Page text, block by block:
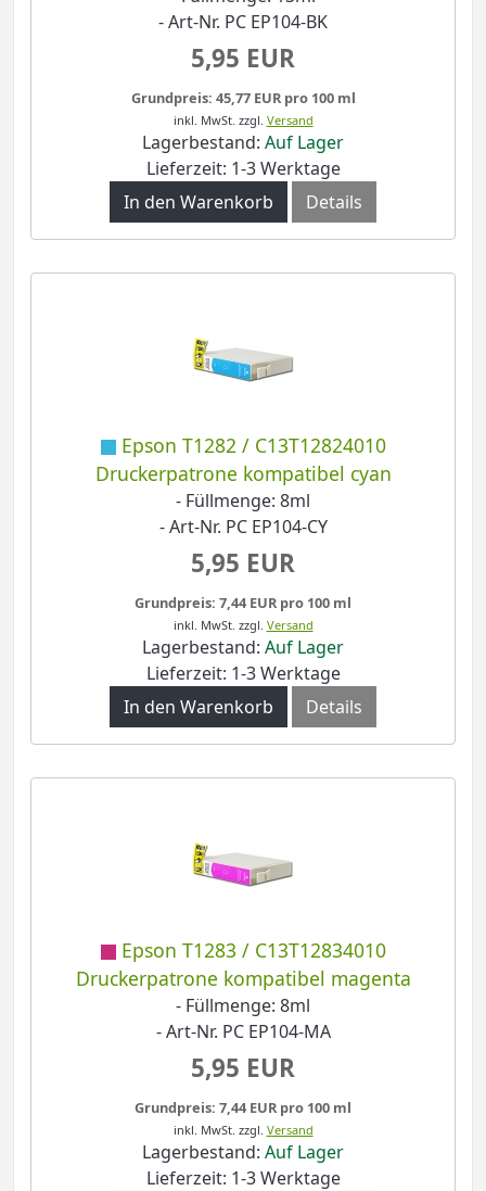
- Art-Nr. PC EP104-BK
5,95 EUR
Grundpreis: 45,77 EUR pro 100 ml
inkl. MwSt. zzgl. Versand
Lagerbestand: Auf Lager
Lieferzeit: 1-3 Werktage
In den Warenkorb
Details
Epson T1282 / C13T12824010
Druckerpatrone kompatibel cyan
- Füllmenge: 8ml
- Art-Nr. PC EP104-CY
5,95 EUR
Grundpreis: 7,44 EUR pro 100 ml
inkl. MwSt. zzgl. Versand
Lagerbestand: Auf Lager
Lieferzeit: 1-3 Werktage
In den Warenkorb
Details
Epson T1283 / C13T12834010
Druckerpatrone kompatibel magenta
- Füllmenge: 8ml
- Art-Nr. PC EP104-MA
5,95 EUR
Grundpreis: 7,44 EUR pro 100 ml
inkl. MwSt. zzgl. Versand
Lagerbestand: Auf Lager
Lieferzeit: 1-3 Werktage